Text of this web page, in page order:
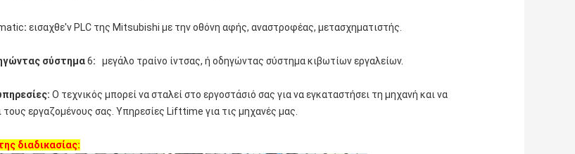
: εισαχθε'ν PLC της Mitsubishi με την οθόνη αφής, αναστροφέας, μετασχηματιστής.
σύστημα6: μεγάλο τραίνο ίντσας, ή οδηγώντας σύστημα κιβωτίων εργαλείων.
Ο τεχνικός μπορεί να σταλεί στο εργοστάσιό σας για να εγκαταστήσει τη μηχανή και να
τους εργαζομένους σας. Υπηρεσίες Lifttime για τις μηχανές μας.
διαδικασίας: